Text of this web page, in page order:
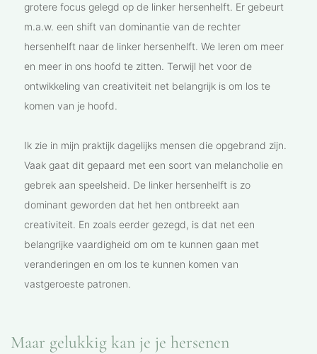
grotere focus gelegd op de linker hersenhelft. Er gebeurt
m.a.w. een shift van dominantie van de rechter
hersenhelft naar de linker hersenhelft. We leren om meer
en meer in ons hoofd te zitten. Terwijl het voor de
ontwikkeling van creativiteit net belangrijk is om los te
komen van je hoofd.
Ik zie in mijn praktijk dagelijks mensen die opgebrand zijn.
Vaak gaat dit gepaard met een soort van melancholie en
gebrek aan speelsheid. De linker hersenhelft is zo
dominant geworden dat het hen ontbreekt aan
creativiteit. En zoals eerder gezegd, is dat net een
belangrijke vaardigheid om om te kunnen gaan met
veranderingen en om los te kunnen komen van
vastgeroeste patronen.
Maar gelukkig kan je je hersenen